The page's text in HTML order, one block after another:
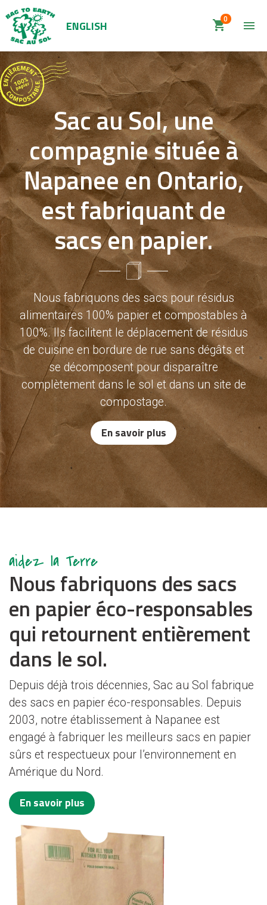
ENGLISH shopping_cart0 menu
Sacau Sol, une
compagnie située à
Napanee en Ontario,
est fabriquant de
sacs en papier.
Nous fabriquons des sacs pour résidus
alimentaires 100% papier et compostables à
100%. Ils facilitent le déplacement de résidus
de cuisine en bordure de rue sans dégâts et
se décomposent pour disparaître
complètement dans le sol et dans un site de
compostage.
En savoir plus
aidez la Terre
Nous fabriquons des sacs
en papier éco-responsables
qui retournent entièrement
dans le sol.
Depuis déjà trois décennies, Sac au Sol fabrique
des sacs en papier éco-responsables. Depuis
2003, notre établissement à Napanee est
engagé à fabriquer les meilleurs sacs en papier
sûrs et respectueux pour l’environnement en
Amérique du Nord.
En savoir plus